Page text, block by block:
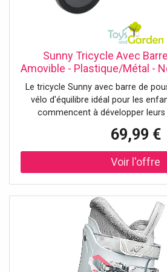
Sunny Tricycle Avec
Amovible - Plastique/Métal -
Roues Draisienne
Enfants, Panier De
À 5 Ans
Le tricycle Sunny avec barre de
vélo d'équilibre idéal pour les
commencent à développer
supplémentaire au début,
apprend à s'équilibrer et à se diriger
ludique. Dès que votre enfant
barre de poussée peut être
votre enfant. Le tricycle évolutif
charge maximale de 25 kg. Des
s'amuser sur tous les terrains Les
de la draisienne 3 roues sont
durable. Cela garantit une conduite
que soit la surface. Que votre
69,99 €